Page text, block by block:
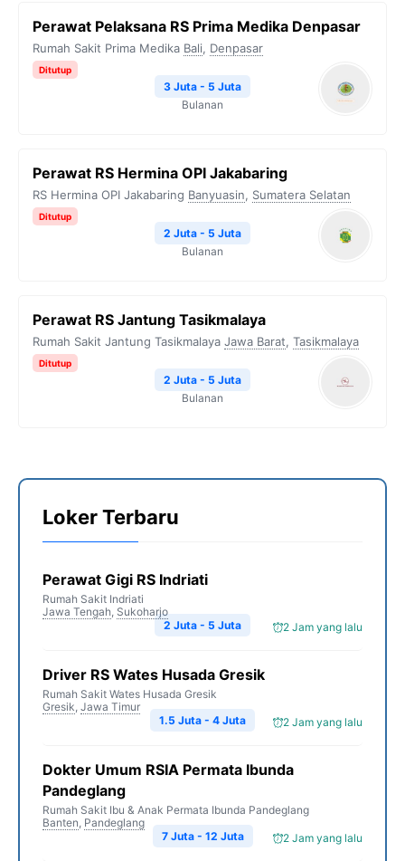
Perawat Pelaksana RS Prima Medika Denpasar
Rumah Sakit Prima Medika Bali, Denpasar
Ditutup
3 Juta - 5 Juta
Bulanan
Perawat RS Hermina OPI Jakabaring
RS Hermina OPI Jakabaring Banyuasin, Sumatera Selatan
Ditutup
2 Juta - 5 Juta
Bulanan
Perawat RS Jantung Tasikmalaya
Rumah Sakit Jantung Tasikmalaya Jawa Barat, Tasikmalaya
Ditutup
2 Juta - 5 Juta
Bulanan
Loker Terbaru
Perawat Gigi RS Indriati
Rumah Sakit Indriati
Jawa Tengah, Sukoharjo
2 Jam yang lalu
2 Juta - 5 Juta
Driver RS Wates Husada Gresik
Rumah Sakit Wates Husada Gresik
Gresik, Jawa Timur
2 Jam yang lalu
1.5 Juta - 4 Juta
Dokter Umum RSIA Permata Ibunda
Pandeglang
Rumah Sakit Ibu & Anak Permata Ibunda Pandeglang
Banten, Pandeglang
2 Jam yang lalu
7 Juta - 12 Juta